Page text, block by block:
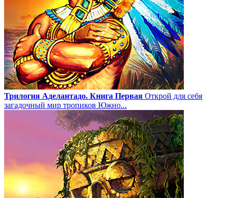
Трилогия Аделантадо. Книга Первая Открой для себя
загадочный мир тропиков Южно...